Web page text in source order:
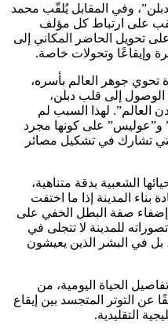
وفي المقابل يُلقّب محمد
على ارتباط كل مؤلف
تحويل الحاضر المكاني إلى
وإيقاعًا وتحولات خاصة.
تحوي جوهر العالم بأسره،
إلى قلب دبلن،
لهذا السبب لم
و”عوليس” على كونها مجرد
تشارك في تشكيل مصائر
الشعبية بدقة متناهية،
بناء المدينة إذا ما اختفت
إضفاء صفة البطل الخفي على
للمدينة لا تتجلى في
بل في البشر الذين يعيشون
الحياة اليومية، من
عن التوتر المتجسد بين إيقاع
التقليدية.